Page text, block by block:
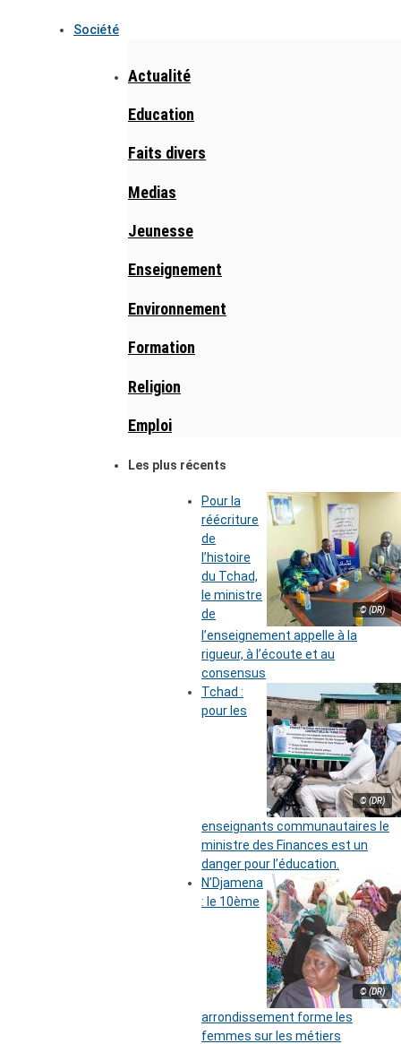
Société
Actualité
Education
Faits divers
Medias
Jeunesse
Enseignement
Environnement
Formation
Religion
Emploi
Les plus récents
© (DR)
Pour la
réécriture
de
l’histoire
du Tchad,
le ministre
de
l’enseignement appelle à la
rigueur, à l’écoute et au
consensus
© (DR)
Tchad :
pour les
enseignants communautaires le
ministre des Finances est un
danger pour l’éducation.
© (DR)
N’Djamena
: le 10ème
arrondissement forme les
femmes sur les métiers